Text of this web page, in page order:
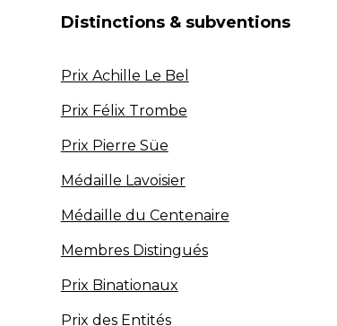
Distinctions & subventions
Prix Achille Le Bel
Prix Félix Trombe
Prix Pierre Süe
Médaille Lavoisier
Médaille du Centenaire
Membres Distingués
Prix Binationaux
Prix des Entités